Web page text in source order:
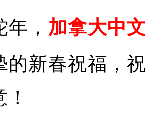
， 加拿大中
的新春祝福，